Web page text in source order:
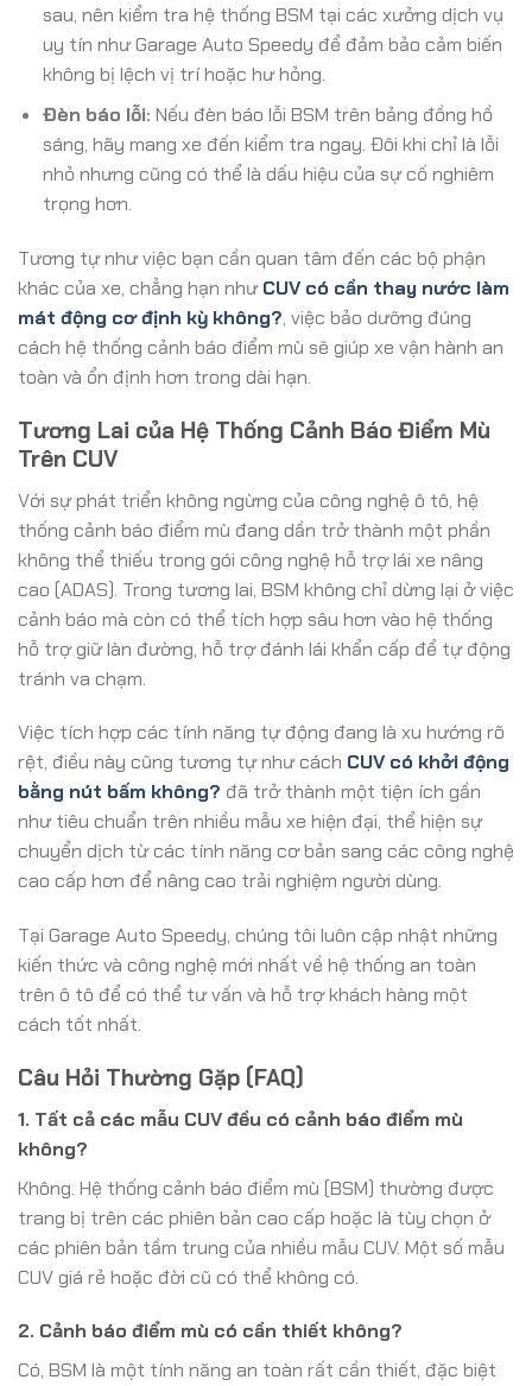
sau, nên kiểm tra hệ thống BSM tại các xưởng dịch vụ
uy tín như Garage Auto Speedy để đảm bảo cảm biến
không bị lệch vị trí hoặc hư hỏng.
Đèn báo lỗi: Nếu đèn báo lỗi BSM trên bảng đồng hồ
sáng, hãy mang xe đến kiểm tra ngay. Đôi khi chỉ là lỗi
nhỏ nhưng cũng có thể là dấu hiệu của sự cố nghiêm
trọng hơn.
Tương tự như việc bạn cần quan tâm đến các bộ phận
khác của xe, chẳng hạn nhưCUV có cần thay nước làm
mát động cơ định kỳ không?, việc bảo dưỡng đúng
cách hệ thống cảnh báo điểm mù sẽ giúp xe vận hành an
toàn và ổn định hơn trong dài hạn.
Tương Lai của Hệ Thống Cảnh Báo Điểm Mù
Trên CUV
Với sự phát triển không ngừng của công nghệ ô tô, hệ
thống cảnh báo điểm mù đang dần trở thành một phần
không thể thiếu trong gói công nghệ hỗ trợ lái xe nâng
cao (ADAS). Trong tương lai, BSM không chỉ dừng lại ở việc
cảnh báo mà còn có thể tích hợp sâu hơn vào hệ thống
hỗ trợ giữ làn đường, hỗ trợ đánh lái khẩn cấp để tự động
tránh va chạm.
Việc tích hợp các tính năng tự động đang là xu hướng rõ
rệt, điều này cũng tương tự như cách CUV có khởi động
bằng nút bấm không? đã trở thành một tiện ích gần
như tiêu chuẩn trên nhiều mẫu xe hiện đại, thể hiện sự
chuyển dịch từ các tính năng cơ bản sang các công nghệ
cao cấp hơn để nâng cao trải nghiệm người dùng.
Tại Garage Auto Speedy, chúng tôi luôn cập nhật những
kiến thức và công nghệ mới nhất về hệ thống an toàn
trên ô tô để có thể tư vấn và hỗ trợ khách hàng một
cách tốt nhất.
Câu Hỏi Thường Gặp (FAQ)
1. Tất cả các mẫu CUV đều có cảnh báo điểm mù
không?
Không. Hệ thống cảnh báo điểm mù (BSM) thường được
trang bị trên các phiên bản cao cấp hoặc là tùy chọn ở
các phiên bản tầm trung của nhiều mẫu CUV. Một số mẫu
CUV giá rẻ hoặc đời cũ có thể không có.
2. Cảnh báo điểm mù có cần thiết không?
Có, BSM là một tính năng an toàn rất cần thiết, đặc biệt